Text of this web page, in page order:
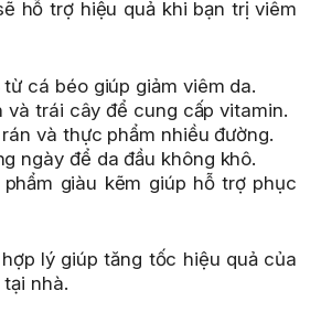
hỗ trợ hiệu quả khi bạn trị viêm
cá béo giúp giảm viêm da.
và trái cây để cung cấp vitamin.
và thực phẩm nhiều đường.
ngày để da đầu không khô.
giàu kẽm giúp hỗ trợ phục
lý giúp tăng tốc hiệu quả của
nhà.